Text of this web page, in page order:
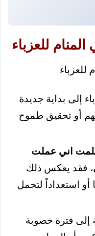
للعزباء
إلى بداية جديدة
أو تحقيق طموح
اني عملت
، فقد يعكس ذلك
استعداداً لتحمل
إلى فترة خصوبة